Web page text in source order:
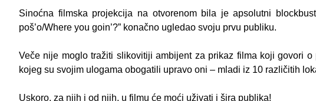
Sinoćna filmska projekcija na otvorenom bila je apsolutni
poš’o/Where you goin’?” konačno ugledao svoju prvu publiku.
Veče nije moglo tražiti slikovitiji ambijent za prikaz filma koji govori
kojeg su svojim ulogama obogatili upravo oni – mladi iz 10 različitih
Uskoro, za njih i od njih, u filmu će moći uživati i šira publika!